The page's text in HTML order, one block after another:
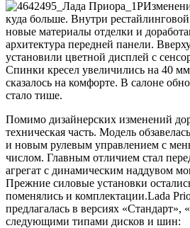
куда больше. Внутри
новые материалы отделки и
архитектура передней панели.
установили цветной дисплей с
Спинки кресел увеличились на 40
сказалось на комфорте. В салоне
стало тише.
Помимо дизайнерских изменений
техническая часть. Модель
и новым рулевым управлением с
числом. Главным отличием стал
агрегат с динамическим наддувом
Прежние силовые установки
поменялись и комплектации.Lada
предлагалась в версиях
следующими типами дисков и шин: